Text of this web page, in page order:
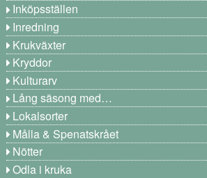
Inköpsställen
Inredning
Krukväxter
Kryddor
Kulturarv
Lång säsong med…
Lokalsorter
Målla & Spenatskrået
Nötter
Odla i kruka